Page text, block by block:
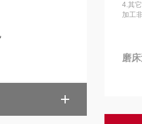
4.其
加工
磨